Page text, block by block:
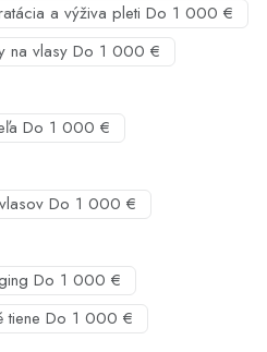
a výživa pleti Do 1 000 €
na vlasy Do 1 000 €
Do 1 000 €
Do 1 000 €
Do 1 000 €
tiene Do 1 000 €